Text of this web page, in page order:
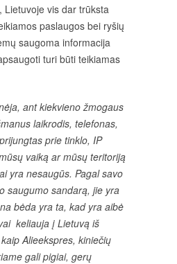
Lietuvoje vis dar trūksta
paslaugos bei ryšių
saugoma informacija
turi būti teikiamas
ant kiekvieno žmogaus
laikrodis, telefonas,
prie tinklo, IP
vaiką ar mūsų teritoriją
yra nesaugūs. Pagal savo
saugumo sandarą, jie yra
bėda yra ta, kad yra aibė
keliauja į Lietuvą iš
Alieekspres, kiniečių
gali pigiai, gerų